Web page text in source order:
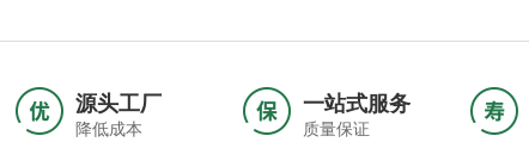
源头工厂
降低成本
一站式服务
质量保证